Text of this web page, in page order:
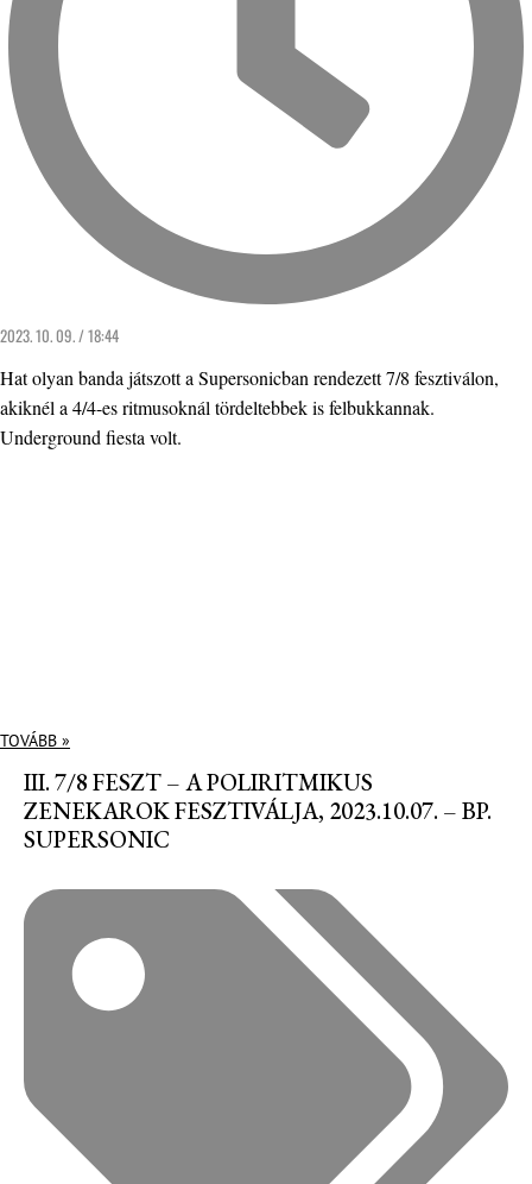
2023. 10. 09. / 18:44
Hat olyan banda játszott a Supersonicban rendezett 7/8 fesztiválon,
akiknél a 4/4-es ritmusoknál tördeltebbek is felbukkannak.
Underground fiesta volt.
TOVÁBB »
III. 7/8 FESZT – A POLIRITMIKUS
ZENEKAROK FESZTIVÁLJA, 2023.10.07. – BP.
SUPERSONIC